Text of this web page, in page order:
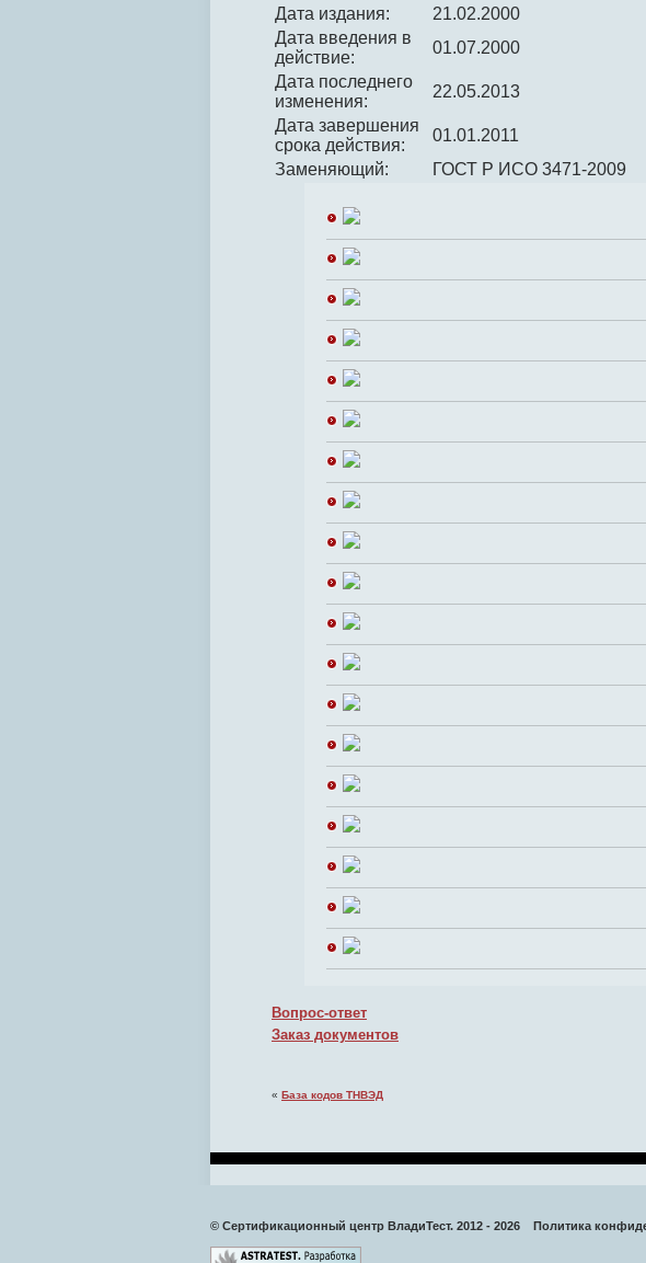
Дата издания:
21.02.2000
Дата введения в
действие:
01.07.2000
Дата последнего
изменения:
22.05.2013
Дата завершения
срока действия:
01.01.2011
Заменяющий:
ГОСТ Р ИСО 3471-2009
Вопрос-ответ
Заказ документов
« База кодов ТНВЭД
© Сертификационный центр ВладиТест. 2012 - 2026 Политика